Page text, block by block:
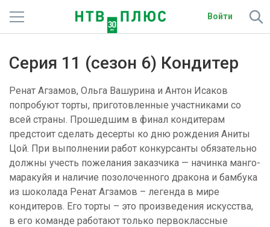
Войти
Фильмы и сериалы
Спорт
Подписки
Радио
Спутниковым абонентам
О сайте
Серия 11 (сезон 6) Кондитер
Ренат Агзамов, Ольга Вашурина и Антон Исаков
попробуют торты, приготовленные участниками со
всей страны. Прошедшим в финал кондитерам
предстоит сделать десерты ко дню рождения Аниты
Цой. При выполнении работ конкурсанты обязательно
должны учесть пожелания заказчика — начинка манго-
маракуйя и наличие позолоченного дракона и бамбука
из шоколада Ренат Агзамов – легенда в мире
кондитеров. Его торты – это произведения искусства,
в его команде работают только первоклассные